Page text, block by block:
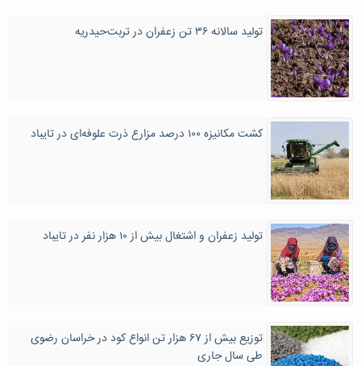
تولید سالانه ۳۶ تن زعفران در تربت‌حیدریه
کشت مکانیزه ۱۰۰ درصد مزارع ذرت علوفه‌ای در تایباد
تولید زعفران و اشتغال بیش از ۱۰ هزار نفر در تایباد
توزیع بیش از ۶۷ هزار تن انواع کود در خراسان رضوی
طی سال جاری